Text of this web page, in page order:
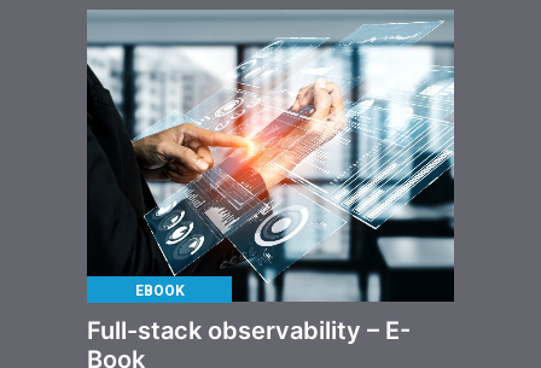
EBOOK
Full-stack observability – E-
Book